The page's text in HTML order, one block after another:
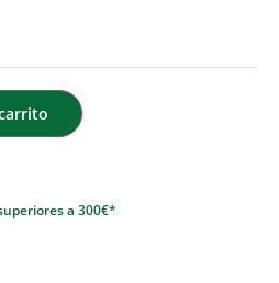
a 300€*